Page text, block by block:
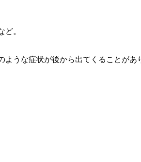
ど。
ような症状が後から出てくることがあ